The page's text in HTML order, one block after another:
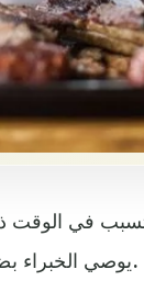
تسبب في الوقت
يوصي الخبراء بضرورة تناولها باعتدال ودون إفراط.